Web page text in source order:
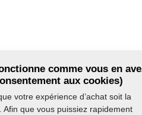
comme vous en
aux cookies)
votre expérience d’achat soit la
Afin que vous puissiez rapidement